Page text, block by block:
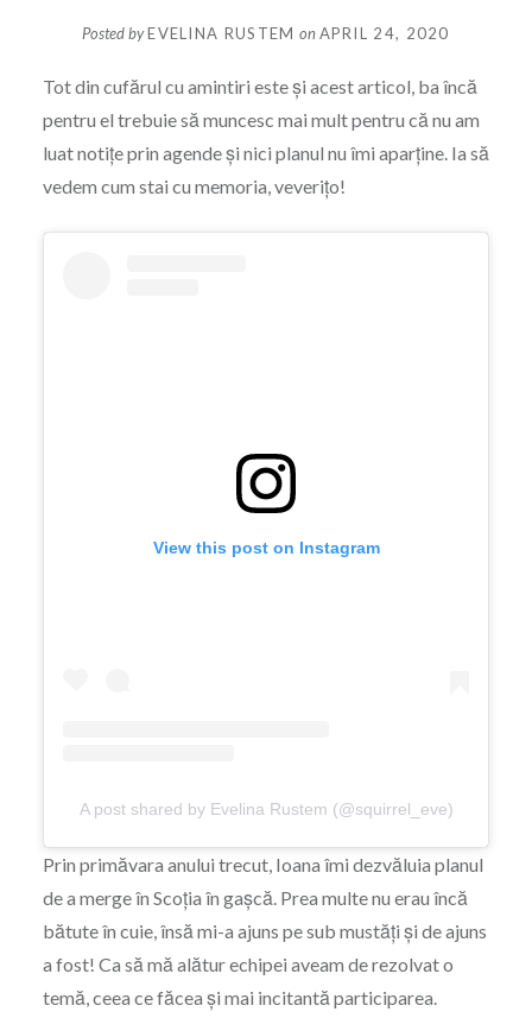
Posted byEVELINA RUSTEM on APRIL 24, 2020
Tot din cufărul cu amintiri este și acest articol, ba încă
pentru el trebuie să muncesc mai mult pentru că nu am
luat notițe prin agende și nici planul nu îmi aparține. Ia să
vedem cum stai cu memoria, veverițo!
View this post on Instagram
A post shared by Evelina Rustem (@squirrel_eve)
Prin primăvara anului trecut, Ioana îmi dezvăluia planul
de a merge în Scoția în gașcă. Prea multe nu erau încă
bătute în cuie, însă mi-a ajuns pe sub mustăți și de ajuns
a fost! Ca să mă alătur echipei aveam de rezolvat o
temă, ceea ce făcea și mai incitantă participarea.